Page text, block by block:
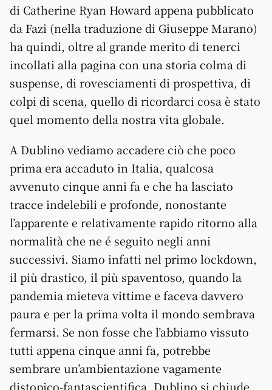
di Catherine Ryan Howard appena pubblicato
da Fazi (nella traduzione di Giuseppe Marano)
ha quindi, oltre al grande merito di tenerci
incollati alla pagina con una storia colma di
suspense, di rovesciamenti di prospettiva, di
colpi di scena, quello di ricordarci cosa è stato
quel momento della nostra vita globale.
A Dublino vediamo accadere ciò che poco
prima era accaduto in Italia, qualcosa
avvenuto cinque anni fa e che ha lasciato
tracce indelebili e profonde, nonostante
l’apparente e relativamente rapido ritorno alla
normalità che ne é seguito negli anni
successivi. Siamo infatti nel primo lockdown,
il più drastico, il più spaventoso, quando la
pandemia mieteva vittime e faceva davvero
paura e per la prima volta il mondo sembrava
fermarsi. Se non fosse che l’abbiamo vissuto
tutti appena cinque anni fa, potrebbe
sembrare un’ambientazione vagamente
distopico-fantascientifica. Dublino si chiude,